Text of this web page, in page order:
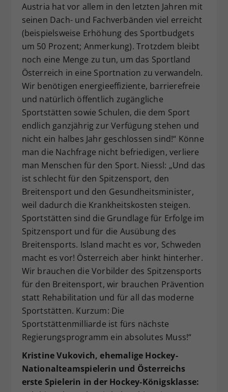
Austria hat vor allem in den letzten Jahren mit
seinen Dach- und Fachverbänden viel erreicht
(beispielsweise Erhöhung des Sportbudgets
um 50 Prozent; Anmerkung). Trotzdem bleibt
noch eine Menge zu tun, um das Sportland
Österreich in eine Sportnation zu verwandeln.
Wir benötigen energieeffiziente, barrierefreie
und natürlich öffentlich zugängliche
Sportstätten sowie Schulen, die dem Sport
endlich ganzjährig zur Verfügung stehen und
nicht ein halbes Jahr geschlossen sind!“ Könne
man die Nachfrage nicht befriedigen, verliere
man Menschen für den Sport. Niessl: „Und das
ist schlecht für den Spitzensport, den
Breitensport und den Gesundheitsminister,
weil dadurch die Krankheitskosten steigen.
Sportstätten sind die Grundlage für Erfolge im
Spitzensport und für die Ausübung des
Breitensports. Island macht es vor, Schweden
macht es vor! Österreich aber hinkt hinterher.
Wir brauchen die Vorbilder des Spitzensports
für den Breitensport, wir brauchen Prävention
statt Rehabilitation und für all das moderne
Sportstätten. Kurzum: Die
Sportstättenmilliarde ist fürs nächste
Regierungsprogramm ein absolutes Muss!“
Kristine Vukovich, ehemalige Hockey-
Nationalteamspielerin und Österreichs
erste Spielerin in der Hockey-Königsklasse: